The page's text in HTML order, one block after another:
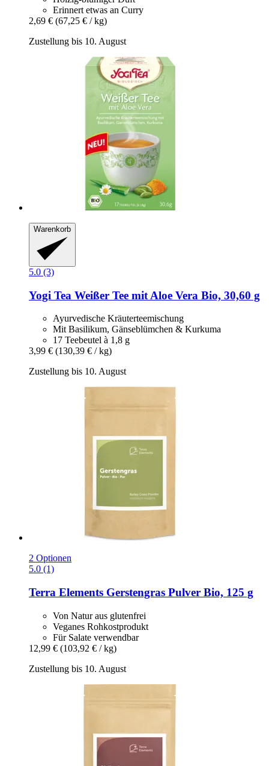
Erinnert etwas an Curry
2,69 € (67,25 € / kg)
Zustellung bis 10. August
Warenkorb
5.0 (3)
Yogi Tea Weißer Tee mit Aloe Vera Bio, 30,60 g
Ayurvedische Kräuterteemischung
Mit Basilikum, Gänseblümchen & Kurkuma
17 Teebeutel à 1,8 g
3,99 € (130,39 € / kg)
Zustellung bis 10. August
2 Optionen
5.0 (1)
Terra Elements Gerstengras Pulver Bio, 125 g
Von Natur aus glutenfrei
Veganes Rohkostprodukt
Für Salate verwendbar
12,99 € (103,92 € / kg)
Zustellung bis 10. August